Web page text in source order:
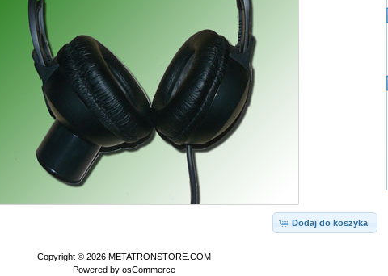
Dodaj do koszyka
Copyright © 2026 METATRONSTORE.COM
Powered by osCommerce